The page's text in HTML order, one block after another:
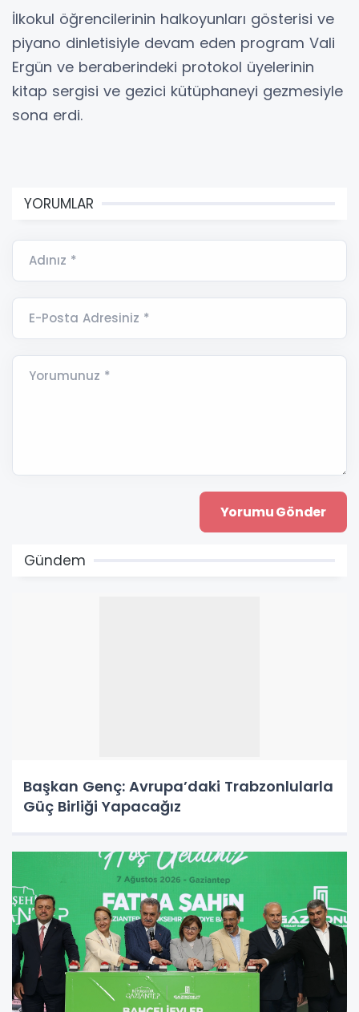
İlkokul öğrencilerinin halkoyunları gösterisi ve
piyano dinletisiyle devam eden program Vali
Ergün ve beraberindeki protokol üyelerinin
kitap sergisi ve gezici kütüphaneyi gezmesiyle
sona erdi.
YORUMLAR
Adınız *
E-Posta Adresiniz *
Yorumunuz *
Gündem
Başkan Genç: Avrupa’daki Trabzonlularla
Güç Birliği Yapacağız